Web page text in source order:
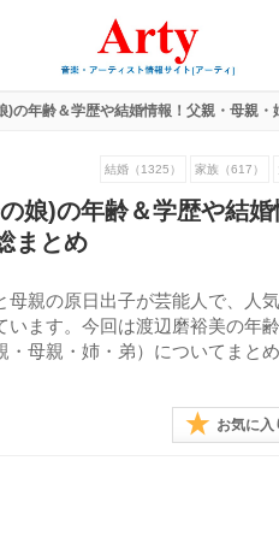
)の年齢＆学歴や結婚情報！父親・母親
結婚（1325） 家族（617）
娘)の年齢＆学歴や結婚
まとめ
親の原日出子が芸能人で、人
ます。今回は渡辺磨裕美の年
母親・姉・弟）についてまと
お気に入